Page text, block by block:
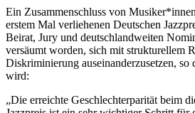
Ein Zusammenschluss von
erstem Mal verliehenen Deutschen
Beirat, Jury und deutschlandweiten
versäumt worden, sich mit strukturellem
Diskriminierung auseinanderzusetzen, so
wird:
„Die erreichte Geschlechterparität beim